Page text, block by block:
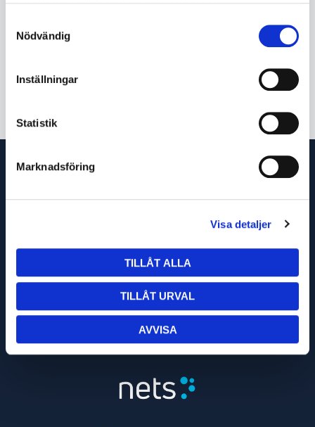
Nödvändig
Inställningar
Statistik
Marknadsföring
Visa detaljer
TILLÅT ALLA
TILLÅT URVAL
AVVISA
Flamspärren består dels av en backventil och dels av ett
flamfilter som stoppar och släcker en eventuell bakeld.
OM OSS
KÖPVILLKOR
TURBILSSCHEMA